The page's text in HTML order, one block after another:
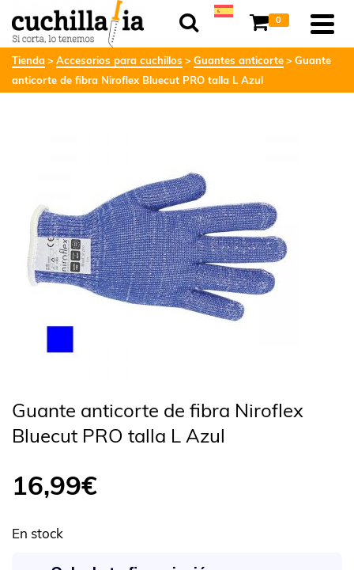
0
Tienda Accesorios para cuchillos Guantes anticorte
Guante
anticorte de fibra Niroflex Bluecut PRO talla L Azul
Guante anticorte de fibra Niroflex
Bluecut PRO talla L Azul
16,99€
En stock